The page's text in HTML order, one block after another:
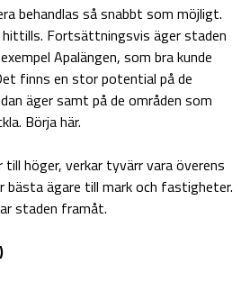
behandlas så snabbt som möjligt.
Fortsättningsvis äger staden
Apalängen, som bra kunde
finns en stor potential på de
äger samt på de områden som
Börja här.
höger, verkar tyvärr vara överens
ägare till mark och fastigheter.
staden framåt.